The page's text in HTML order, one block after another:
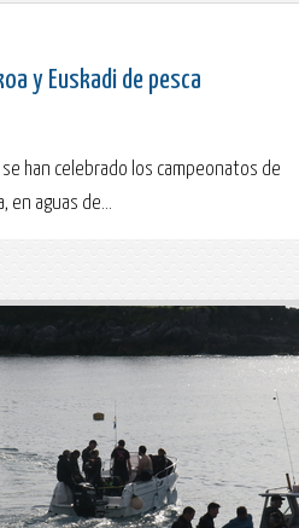
y Euskadi de pesca
han celebrado los campeonatos de
en aguas de...